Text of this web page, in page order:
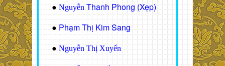
● Nguyễn Thanh Phong (Xẹp)
● Phạm Thị Kim Sang
● Nguyễn Thị Xuyến